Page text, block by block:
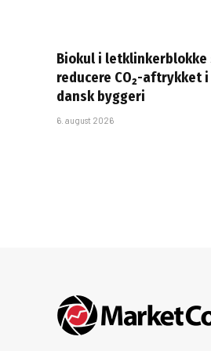
Biokul i letklinkerblokke
reducere CO₂-aftrykket i
dansk byggeri
6. august 2026